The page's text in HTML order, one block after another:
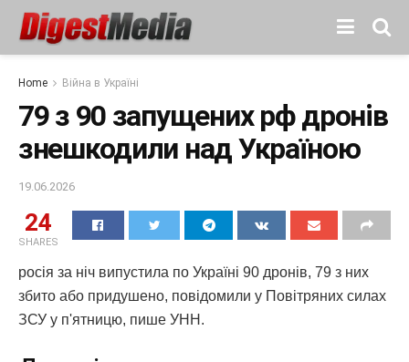
Home Війна в Україні
79 з 90 запущених рф дронів
знешкодили над Україною
19.06.2026
24
SHARES
росія за ніч випустила по Україні 90 дронів, 79 з них
збито або придушено, повідомили у Повітряних силах
ЗСУ у п'ятницю, пише УНН.